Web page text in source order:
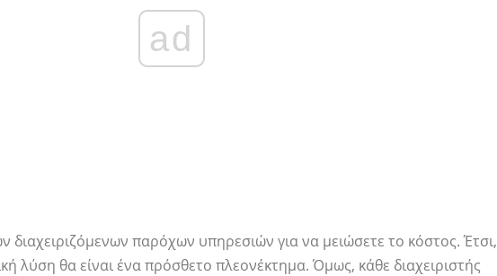
ad
διαχειριζόμενων παρόχων υπηρεσιών για να μειώσετε το κόστος. Έτσι,
λύση θα είναι ένα πρόσθετο πλεονέκτημα. Όμως, κάθε διαχειριστής